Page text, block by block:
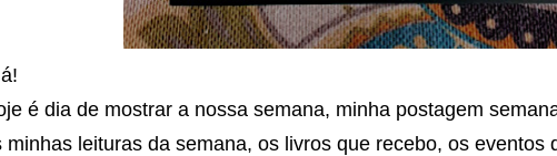
é dia de mostrar a nossa semana, minha postagem
minhas leituras da semana, os livros que recebo, os eventos